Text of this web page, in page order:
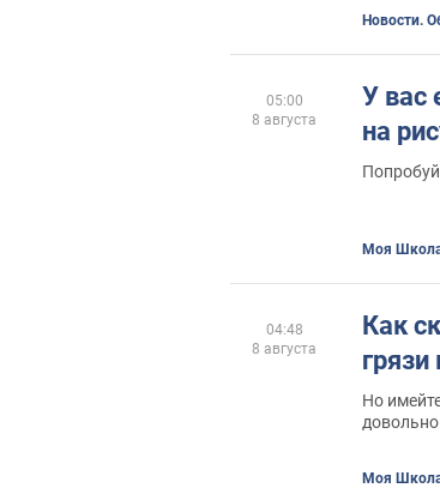
Новости.
У вас
на
Моя
05:00
8 августа
Как
Но
Моя
04:48
8 августа